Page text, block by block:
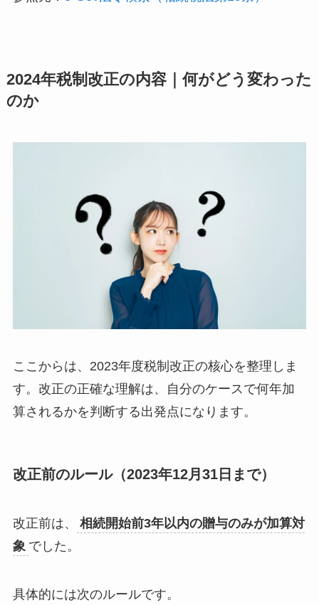
2024年税制改正の内容｜何がどう変わった
のか
ここからは、2023年度税制改正の核心を整理しま
す。改正の正確な理解は、自分のケースで何年加
算されるかを判断する出発点になります。
改正前のルール（2023年12月31日まで）
改正前は、
相続開始前3年以内の贈与のみが加算対
象 でした。
具体的には次のルールです。